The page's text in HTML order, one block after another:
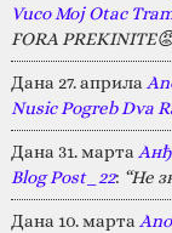
Vuco Moj Otac
FORA
Дана 27. априла
Nusic Pogreb Dva
Дана 31. марта
Blog Post_22: “Не
Дана 10. марта